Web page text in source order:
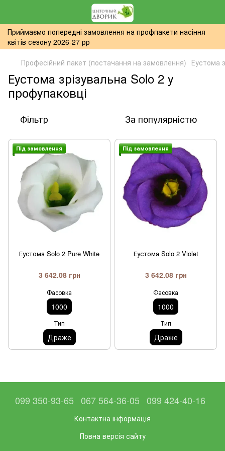
Приймаємо попередні замовлення на профпакети насіння
квітів сезону 2026-27 рр
Професійний пакет (постачання на замовлення) Еустома
Еустома зрізувальна Solo 2 у
профупаковці
Фільтр За популярністю
Пiд замовлення
Еустома Solo 2 Pure White
3 642.08 грн
Фасовка
1000
Тип
Драже
Пiд замовлення
Еустома Solo 2 Violet
3 642.08 грн
Фасовка
1000
Тип
Драже
099 350-93-65 067 564-36-05 099 424-40-16
Контактна інформація
Повна версія сайту